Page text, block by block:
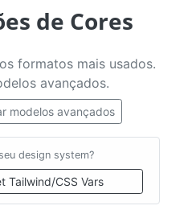
de Cores
formatos mais usados.
avançados.
modelos avançados
design system?
Tailwind/CSS Vars